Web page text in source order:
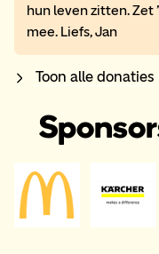
hun leven zitten. Zet
mee. Liefs, Jan
Toon alle donaties